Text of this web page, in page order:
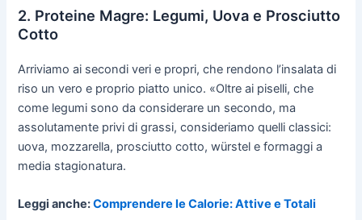
2. Proteine Magre: Legumi, Uova e Prosciutto
Cotto
Arriviamo ai secondi veri e propri, che rendono l’insalata di
riso un vero e proprio piatto unico. «Oltre ai piselli, che
come legumi sono da considerare un secondo, ma
assolutamente privi di grassi, consideriamo quelli classici:
uova, mozzarella, prosciutto cotto, würstel e formaggi a
media stagionatura.
Leggi anche:Comprendere le Calorie: Attive e Totali